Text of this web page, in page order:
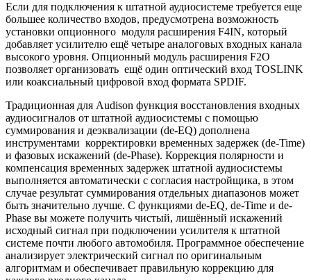
Если для подключения к штатной аудиосистеме требуется еще
большее количество входов, предусмотрена возможность
установки опционного модуля расширения F4IN, который
добавляет усилителю ещё четыре аналоговых входных канала
высокого уровня. Опционный модуль расширения F2O
позволяет организовать ещё один оптический вход TOSLINK
или коаксиальный цифровой вход формата SPDIF.
Традиционная для Audison функция восстановления входных
аудиосигналов от штатной аудиосистемы с помощью
суммирования и деэквализации (de-EQ) дополнена
инструментами корректировки временных задержек (de-Time)
и фазовых искажений (de-Phase). Коррекция полярности и
компенсация временных задержек штатной аудиосистемы
выполняется автоматически с согласия настройщика, в этом
случае результат суммирования отдельных диапазонов может
быть значительно лучше. С функциями de-EQ, de-Time и de-
Phase вы можете получить чистый, лишённый искажений
исходный сигнал при подключении усилителя к штатной
системе почти любого автомобиля. Программное обеспечение
анализирует электрический сигнал по оригинальным
алгоритмам и обеспечивает правильную коррекцию для